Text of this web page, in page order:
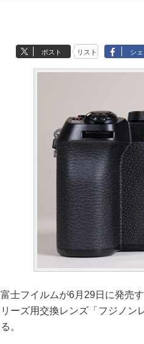
ポスト リスト シ
富士フイルムが6月29日に発売
リーズ用交換レンズ「フジノン
る。